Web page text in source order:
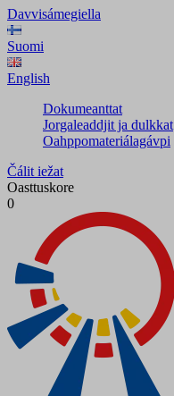
Davvisámegiella
Suomi
English
Dokumeanttat
Jorgaleaddjit ja dulkkat
Oahppomateriálagávpi
Čálit iežat
Oasttuskore
0